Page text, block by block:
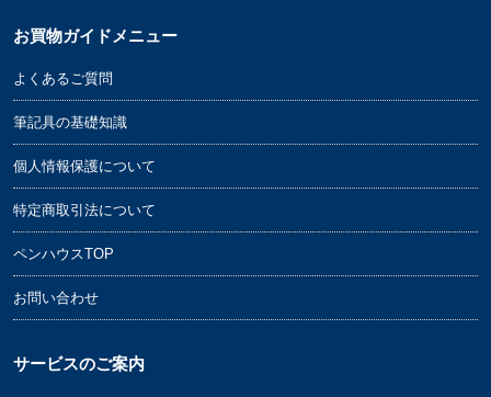
お買物ガイドメニュー
よくあるご質問
筆記具の基礎知識
個人情報保護について
特定商取引法について
ペンハウスTOP
お問い合わせ
サービスのご案内